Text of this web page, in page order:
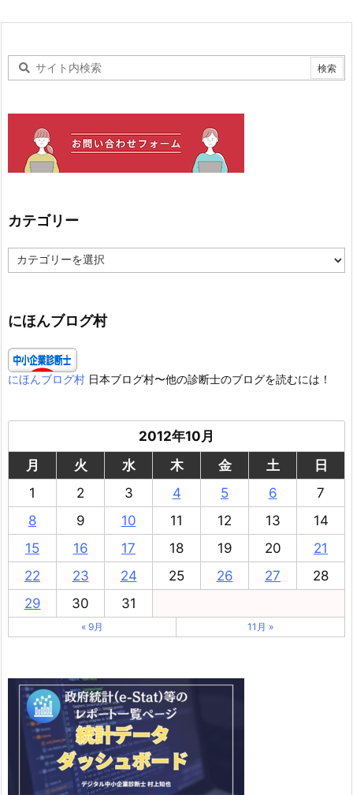
カテゴリー
テ
ー
にほんブログ村
にほんブログ村 日本ブログ村〜他の診断士のブログを読むには！
2012年10月
月
火 水 木 金 土
日
1
2 3 4 5 6
7
8
9 10 11 12 13
14
15
16 17 18 19 20
21
22
23 24 25 26 27
28
29
30 31
« 9月 11月 »